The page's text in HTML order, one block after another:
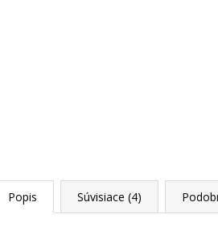
Popis Súvisiace (4)